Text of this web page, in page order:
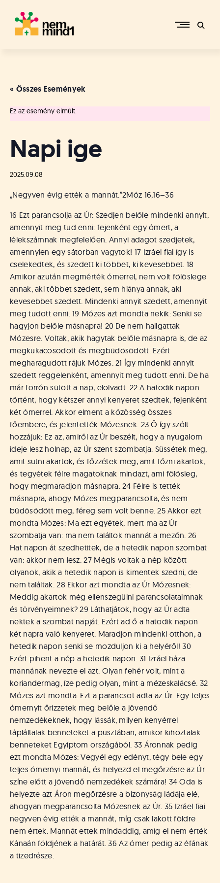
content
p
r
i
R
f
o
r
m
á
t
u
s
o
k
e
-
L
a
p
j
a
« Összes Események
Ez az esemény elmúlt.
Napi ige
2025.09.08
„Negyven évig ették a mannát.”2Móz 16,16–36
16 Ezt parancsolja az Úr: Szedjen belőle mindenki annyit,
amennyit meg tud enni: fejenként egy ómert, a
lélekszámnak megfelelően. Annyi adagot szedjetek,
amennyien egy sátorban vagytok! 17 Izráel fiai így is
cselekedtek, és szedett ki többet, ki kevesebbet. 18
Amikor azután megmérték ómerrel, nem volt fölöslege
annak, aki többet szedett, sem hiánya annak, aki
kevesebbet szedett. Mindenki annyit szedett, amennyit
meg tudott enni. 19 Mózes azt mondta nekik: Senki se
hagyjon belőle másnapra! 20 De nem hallgattak
Mózesre. Voltak, akik hagytak belőle másnapra is, de az
megkukacosodott és megbüdösödött. Ezért
megharagudott rájuk Mózes. 21 Így mindenki annyit
szedett reggelenként, amennyit meg tudott enni. De ha
már forrón sütött a nap, elolvadt. 22 A hatodik napon
történt, hogy kétszer annyi kenyeret szedtek, fejenként
két ómerrel. Akkor elment a közösség összes
főembere, és jelentették Mózesnek. 23 Ő így szólt
hozzájuk: Ez az, amiről az Úr beszélt, hogy a nyugalom
ideje lesz holnap, az Úr szent szombatja. Süssétek meg,
amit sütni akartok, és főzzétek meg, amit főzni akartok,
és tegyétek félre magatoknak mindazt, ami fölösleg,
hogy megmaradjon másnapra. 24 Félre is tették
másnapra, ahogy Mózes megparancsolta, és nem
büdösödött meg, féreg sem volt benne. 25 Akkor ezt
mondta Mózes: Ma ezt egyétek, mert ma az Úr
szombatja van: ma nem találtok mannát a mezőn. 26
Hat napon át szedhetitek, de a hetedik napon szombat
van: akkor nem lesz. 27 Mégis voltak a nép között
olyanok, akik a hetedik napon is kimentek szedni, de
nem találtak. 28 Ekkor azt mondta az Úr Mózesnek:
Meddig akartok még ellenszegülni parancsolataimnak
és törvényeimnek? 29 Láthatjátok, hogy az Úr adta
nektek a szombat napját. Ezért ad ő a hatodik napon
két napra való kenyeret. Maradjon mindenki otthon, a
hetedik napon senki se mozduljon ki a helyéről! 30
Ezért pihent a nép a hetedik napon. 31 Izráel háza
mannának nevezte el azt. Olyan fehér volt, mint a
koriandermag, íze pedig olyan, mint a mézeskalácsé. 32
Mózes azt mondta: Ezt a parancsot adta az Úr: Egy teljes
ómernyit őrizzetek meg belőle a jövendő
nemzedékeknek, hogy lássák, milyen kenyérrel
tápláltalak benneteket a pusztában, amikor kihoztalak
benneteket Egyiptom országából. 33 Áronnak pedig
ezt mondta Mózes: Vegyél egy edényt, tégy bele egy
teljes ómernyi mannát, és helyezd el megőrzésre az Úr
színe előtt a jövendő nemzedékek számára! 34 Oda is
helyezte azt Áron megőrzésre a bizonyság ládája elé,
ahogyan megparancsolta Mózesnek az Úr. 35 Izráel fiai
negyven évig ették a mannát, míg csak lakott földre
nem értek. Mannát ettek mindaddig, amíg el nem érték
Kánaán földjének a határát. 36 Az ómer pedig az éfának
a tizedrésze.